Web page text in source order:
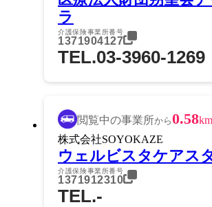
ラ
介護保険事業所番号
1371904127
TEL.03-3960-1269
閲覧中の事業所から0.58km
株式会社SOYOKAZE
ウェルビスタケアス
介護保険事業所番号
1371912310
TEL.-